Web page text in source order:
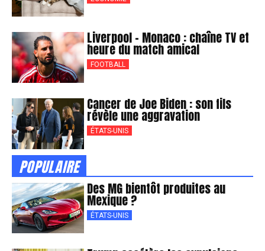
Liverpool – Monaco : chaîne TV et
heure du match amical
FOOTBALL
Cancer de Joe Biden : son fils
révèle une aggravation
ÉTATS-UNIS
POPULAIRE
Des MG bientôt produites au
Mexique ?
ÉTATS-UNIS